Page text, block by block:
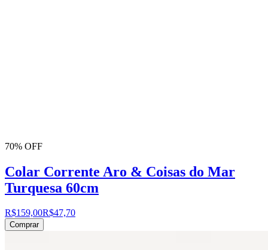
70% OFF
Colar Corrente Aro & Coisas do Mar
Turquesa 60cm
R$159,00R$47,70
Comprar